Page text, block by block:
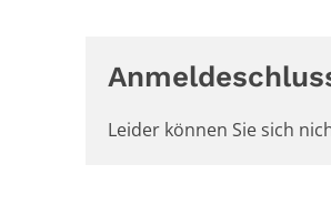
Leider können Sie sich